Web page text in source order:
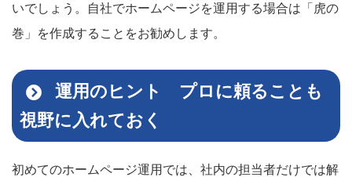
いでしょう。自社でホームページを運用する場合は「虎の
巻」を作成することをお勧めします。
運用のヒント プロに頼ることも
視野に入れておく
初めてのホームページ運用では、社内の担当者だけでは解